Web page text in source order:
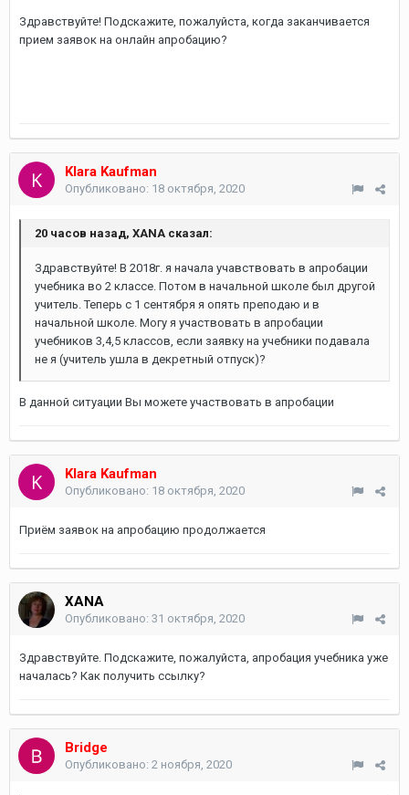
Здравствуйте! Подскажите, пожалуйста, когда заканчивается
прием заявок на онлайн апробацию?
Klara Kaufman
Опубликовано: 18 октября, 2020
20 часов назад, XANA сказал:
Здравствуйте! В 2018г. я начала учавствовать в апробации
учебника во 2 классе. Потом в начальной школе был другой
учитель. Теперь с 1 сентября я опять преподаю и в
начальной школе. Могу я участвовать в апробации
учебников 3,4,5 классов, если заявку на учебники подавала
не я (учитель ушла в декретный отпуск)?
В данной ситуации Вы можете участвовать в апробации
Klara Kaufman
Опубликовано: 18 октября, 2020
Приём заявок на апробацию продолжается
XANA
Опубликовано: 31 октября, 2020
Здравствуйте. Подскажите, пожалуйста, апробация учебника уже
началась? Как получить ссылку?
Bridge
Опубликовано: 2 ноября, 2020